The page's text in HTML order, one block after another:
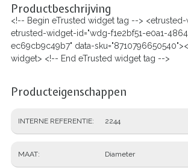
Productbeschrijving
<!-- Begin eTrusted widget tag -->
etrusted-widget-id="wdg-f1e2bf51-e0a1-
ec69cb9c49b7" data-
widget> <!-- End eTrusted widget tag -->
Producteigenschappen
INTERNE REFERENTIE 2244
MAAT Diameter